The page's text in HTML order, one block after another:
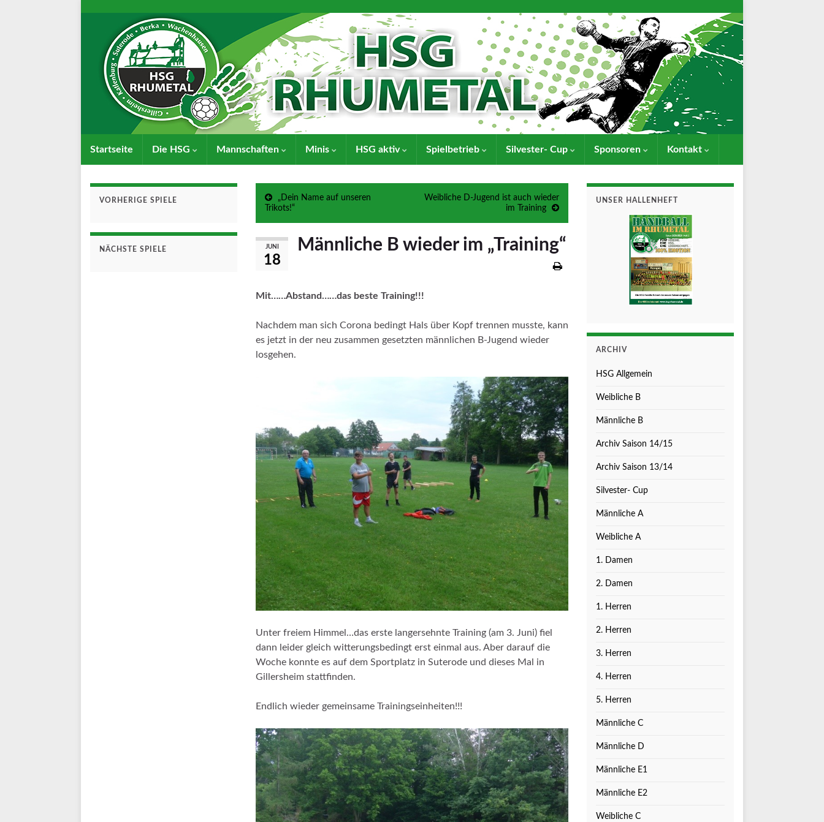
Startseite Die HSG Mannschaften Minis HSG aktiv Spielbetrieb Silvester- Cup Sponsoren Kontakt
„Dein Name auf unseren
Trikots!“
Weibliche D-Jugend ist auch wieder
im Training
JUNI
18
Männliche B wieder im „Training“
Mit……Abstand……das beste Training!!!
Nachdem man sich Corona bedingt Hals über Kopf trennen musste, kann
es jetzt in der neu zusammen gesetzten männlichen B-Jugend wieder
losgehen.
Unter freiem Himmel…das erste langersehnte Training (am 3. Juni) fiel
dann leider gleich witterungsbedingt erst einmal aus. Aber darauf die
Woche konnte es auf dem Sportplatz in Suterode und dieses Mal in
Gillersheim stattfinden.
Endlich wieder gemeinsame Trainingseinheiten!!!
VORHERIGE SPIELE
NÄCHSTE SPIELE
UNSER HALLENHEFT
ARCHIV
HSG Allgemein
Weibliche B
Männliche B
Archiv Saison 14/15
Archiv Saison 13/14
Silvester- Cup
Männliche A
Weibliche A
1. Damen
2. Damen
1. Herren
2. Herren
3. Herren
4. Herren
5. Herren
Männliche C
Männliche D
Männliche E1
Männliche E2
Weibliche C